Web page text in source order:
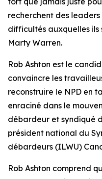
recherchent des
difficultés auxquelles ils
Marty Warren.
Rob Ashton est le
convaincre les
reconstruire le NPD en
enraciné dans le
débardeur et syndiqué
président national du
débardeurs (ILWU)
Rob Ashton comprend